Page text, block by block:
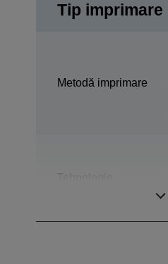
Tip imprimare
Metodă imprimare